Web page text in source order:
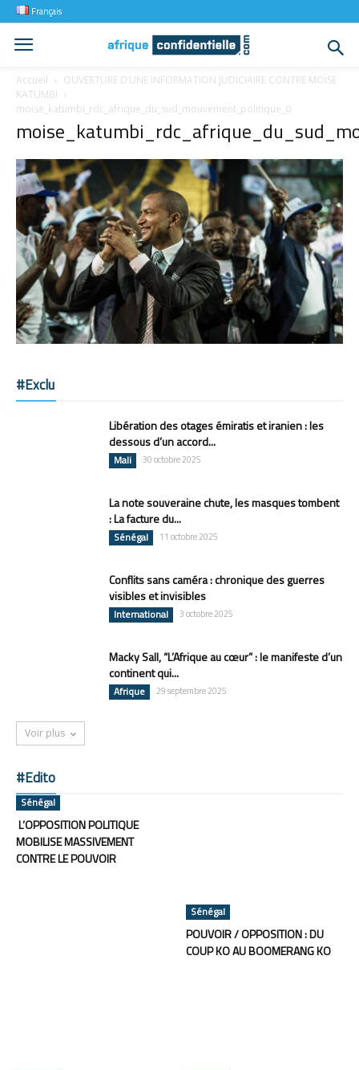
Français
Accueil
OUVERTURE D’UNE INFORMATION JUDICIAIRE CONTRE MOÏSE
KATUMBI
moise_katumbi_rdc_afrique_du_sud_mouvement_politique_0
#Exclu
Libération des otages émiratis et iranien : les
dessous d’un accord...
Mali 30 octobre 2025
La note souveraine chute, les masques tombent
: La facture du...
Sénégal 11 octobre 2025
Conflits sans caméra : chronique des guerres
visibles et invisibles
International 3 octobre 2025
Macky Sall, “L’Afrique au cœur” : le manifeste d’un
continent qui...
Afrique 29 septembre 2025
Voir plus
#Edito
Sénégal
L’OPPOSITION POLITIQUE
MOBILISE MASSIVEMENT
CONTRE LE POUVOIR
Sénégal
POUVOIR / OPPOSITION : DU
COUP KO AU BOOMERANG KO